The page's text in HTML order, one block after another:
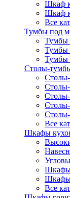
Шкаф
Шкаф
Все
Тумбы под
Тумбы
Тумбы
Тумбы
Столы-
Все
Шкафы
Шкафы
Шкафы
Все